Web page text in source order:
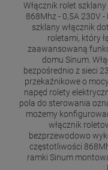
Włącznik rolet
868Mhz - 0,5A 230V -
szklany włącznik
roletami, który
zaawansowaną
domu Sinum.
bezpośrednio z sieci
przekaźnikowe o
napęd rolety
pola do sterowania
możemy
włącznik
bezprzewodowo
częstotliwości
ramki Sinum